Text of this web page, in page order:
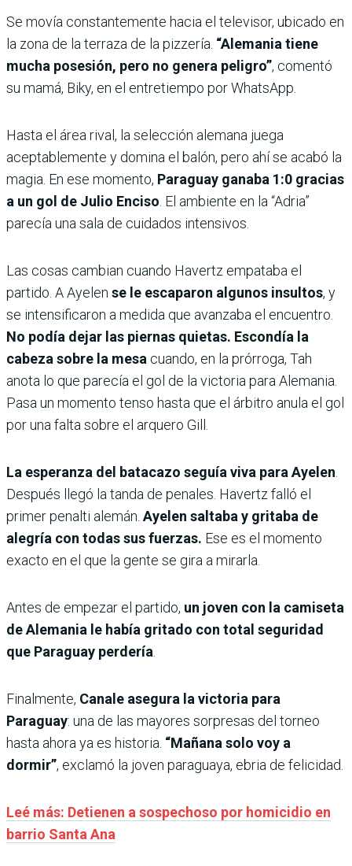
Se movía constantemente hacia el televisor, ubicado en
la zona de la terraza de la pizzería. “Alemania tiene
mucha posesión, pero no genera peligro”, comentó
su mamá, Biky, en el entretiempo por WhatsApp.
Hasta el área rival, la selección alemana juega
aceptablemente y domina el balón, pero ahí se acabó la
magia. En ese momento, Paraguay ganaba 1:0 gracias
a un gol de Julio Enciso. El ambiente en la “Adria”
parecía una sala de cuidados intensivos.
Las cosas cambian cuando Havertz empataba el
partido. A Ayelen se le escaparon algunos insultos, y
se intensificaron a medida que avanzaba el encuentro.
No podía dejar las piernas quietas. Escondía la
cabeza sobre la mesa cuando, en la prórroga, Tah
anota lo que parecía el gol de la victoria para Alemania.
Pasa un momento tenso hasta que el árbitro anula el gol
por una falta sobre el arquero Gill.
La esperanza del batacazo seguía viva para Ayelen.
Después llegó la tanda de penales. Havertz falló el
primer penalti alemán. Ayelen saltaba y gritaba de
alegría con todas sus fuerzas. Ese es el momento
exacto en el que la gente se gira a mirarla.
Antes de empezar el partido, un joven con la camiseta
de Alemania le había gritado con total seguridad
que Paraguay perdería.
Finalmente, Canale asegura la victoria para
Paraguay: una de las mayores sorpresas del torneo
hasta ahora ya es historia. “Mañana solo voy a
dormir”, exclamó la joven paraguaya, ebria de felicidad.
Leé más: Detienen a sospechoso por homicidio en
barrio Santa Ana